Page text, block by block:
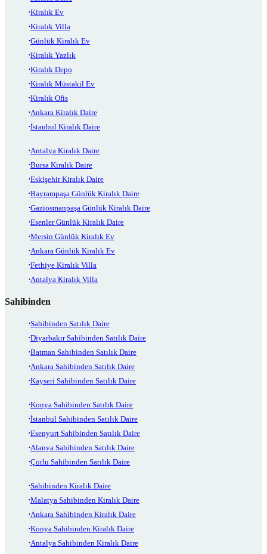
Kiralık Ev
Kiralık Villa
Günlük Kiralık Ev
Kiralık Yazlık
Kiralık Depo
Kiralık Müstakil Ev
Kiralık Ofis
Ankara Kiralık Daire
İstanbul Kiralık Daire
Antalya Kiralık Daire
Bursa Kiralık Daire
Eskişehir Kiralık Daire
Bayrampaşa Günlük Kiralık Daire
Gaziosmanpaşa Günlük Kiralık Daire
Esenler Günlük Kiralık Daire
Mersin Günlük Kiralık Ev
Ankara Günlük Kiralık Ev
Fethiye Kiralık Villa
Antalya Kiralık Villa
Sahibinden
Sahibinden Satılık Daire
Diyarbakır Sahibinden Satılık Daire
Batman Sahibinden Satılık Daire
Ankara Sahibinden Satılık Daire
Kayseri Sahibinden Satılık Daire
Konya Sahibinden Satılık Daire
İstanbul Sahibinden Satılık Daire
Esenyurt Sahibinden Satılık Daire
Alanya Sahibinden Satılık Daire
Çorlu Sahibinden Satılık Daire
Sahibinden Kiralık Daire
Malatya Sahibinden Kiralık Daire
Ankara Sahibinden Kiralık Daire
Konya Sahibinden Kiralık Daire
Antalya Sahibinden Kiralık Daire